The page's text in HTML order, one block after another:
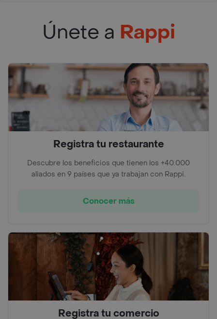
Únete a Rappi
Registra tu restaurante
Descubre los beneficios que tienen los +40.000
aliados en 9 países que ya trabajan con Rappi.
Conocer más
Registra tu comercio